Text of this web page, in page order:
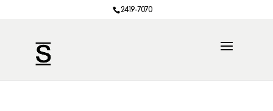
2419-7070